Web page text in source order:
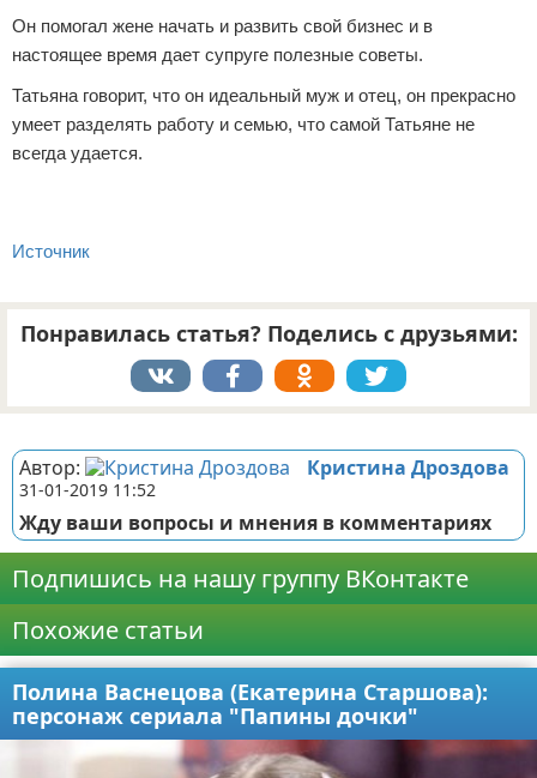
Он помогал жене начать и развить свой бизнес и в
настоящее время дает супруге полезные советы.
Татьяна говорит, что он идеальный муж и отец, он прекрасно
умеет разделять работу и семью, что самой Татьяне не
всегда удается.
Источник
Понравилась статья? Поделись с друзьями:
Автор: Кристина Дроздова
31-01-2019 11:52
Жду ваши вопросы и мнения в комментариях
Подпишись на нашу группу ВКонтакте
Похожие статьи
Полина Васнецова (Екатерина Старшова):
персонаж сериала "Папины дочки"